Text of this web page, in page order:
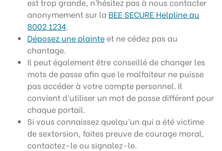
anonymement sur la BEE SECURE Helpline au
8002 1234.
Déposez une plainte et ne cédez pas au
chantage.
Il peut également être conseillé de changer les
mots de passe afin que le malfaiteur ne puisse
pas accéder à votre compte personnel. Il
convient d’utiliser un mot de passe différent pour
chaque portail.
Si vous connaissez quelqu’un qui a été victime
de sextorsion, faites preuve de courage moral,
contactez-le ou signalez-le.